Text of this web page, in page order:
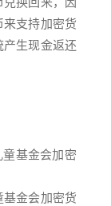
支持加密货
生现金返还
基金会加密
金会加密货